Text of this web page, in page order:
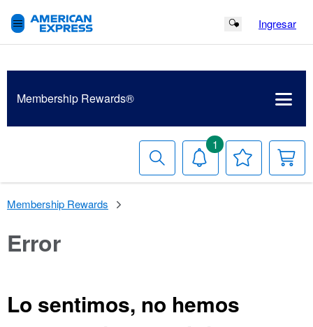
Search Button
Ingresar
Membership Rewards®
Buscar Notificaciones
1
Tu
de
Membership Rewards
Error
Lo sentimos, no hemos